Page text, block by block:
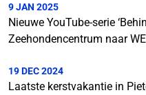
9 JAN 2025
Nieuwe YouTube-serie
Zeehondencentrum naar
19 DEC 2024
Laatste kerstvakantie in